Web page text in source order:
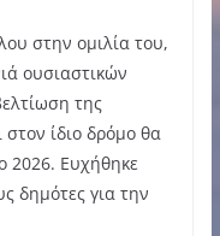
στην ομιλία του,
ουσιαστικών
της
ίδιο δρόμο θα
2026. Ευχήθηκε
δημότες για την